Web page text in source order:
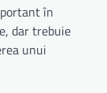
în
dar trebuie
unui